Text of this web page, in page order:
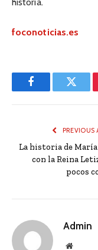
foconoticias.es
Facebook
PREVIOUS
La historia de María
con la Reina
pocos
Admin
Website